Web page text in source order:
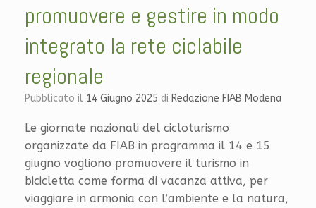
promuovere e gestire in modo
integrato la rete ciclabile
regionale
Pubblicato il 14 Giugno 2025 di Redazione FIAB Modena
Le giornate nazionali del cicloturismo
organizzate da FIAB in programma il 14 e 15
giugno vogliono promuovere il turismo in
bicicletta come forma di vacanza attiva, per
viaggiare in armonia con l’ambiente e la natura,